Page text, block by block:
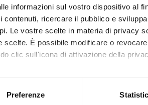
informazioni sul vostro dispositivo al
contenuti, ricercare il pubblico e
Le vostre scelte in materia di privacy
scelte. È possibile modificare o
clic sull'icona di attivazione della
posizione geografica, con
Preferenze
Enrico Polati
Neuroscienze,